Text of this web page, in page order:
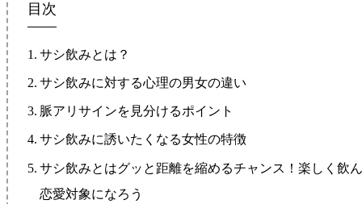
目次
サシ飲みとは？
サシ飲みに対する心理の男女の違い
脈アリサインを見分けるポイント
サシ飲みに誘いたくなる女性の特徴
サシ飲みとはグッと距離を縮めるチャンス！楽しく飲
恋愛対象になろう